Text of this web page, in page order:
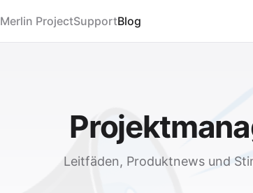
Merlin ProjectSupportBlog
Leitfäden, Produktnews und